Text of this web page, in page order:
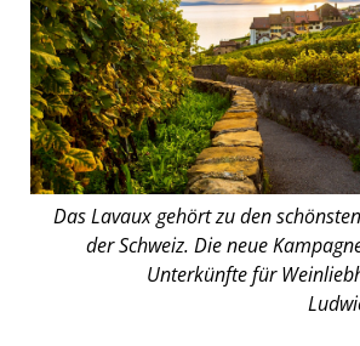
Das Lavaux gehört zu den
der Schweiz. Die neue
Unterkünfte für